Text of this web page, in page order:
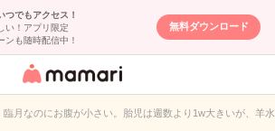
つでもアクセス！
い！アプリ限定
ンも随時配信中！
無料ダウンロード
女性専用匿名QA
イト
臨月なのにお腹が小さい。胎児は週数より1w大きいが、羊